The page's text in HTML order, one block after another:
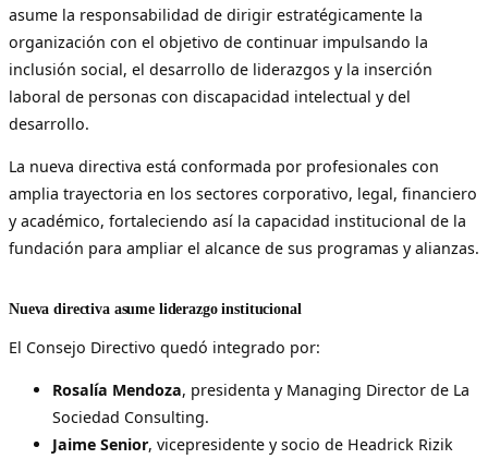
asume la responsabilidad de dirigir estratégicamente la
organización con el objetivo de continuar impulsando la
inclusión social, el desarrollo de liderazgos y la inserción
laboral de personas con discapacidad intelectual y del
desarrollo.
La nueva directiva está conformada por profesionales con
amplia trayectoria en los sectores corporativo, legal, financiero
y académico, fortaleciendo así la capacidad institucional de la
fundación para ampliar el alcance de sus programas y alianzas.
Nueva directiva asume liderazgo institucional
El Consejo Directivo quedó integrado por:
Rosalía Mendoza, presidenta y Managing Director de La
Sociedad Consulting.
Jaime Senior, vicepresidente y socio de Headrick Rizik